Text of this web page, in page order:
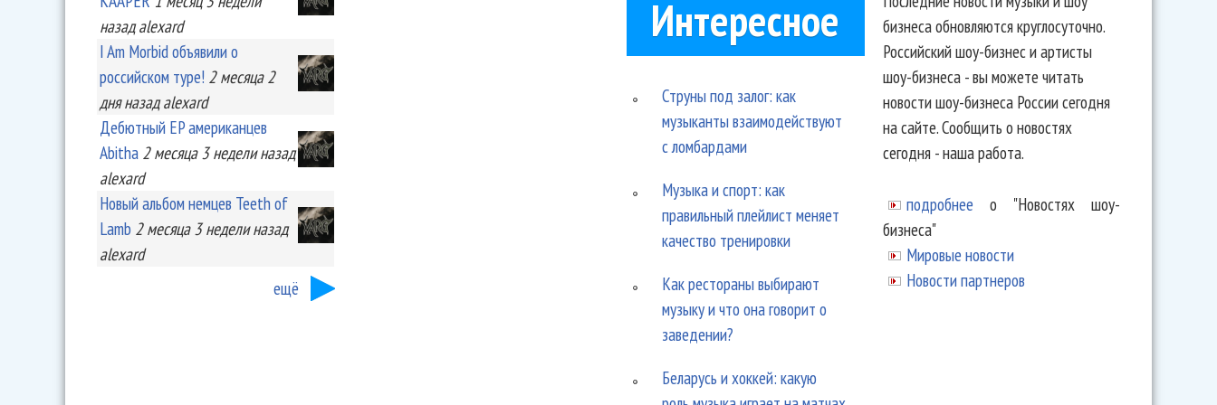
назад alexard
I Am Morbid объявили о
российском туре! 2 месяца 2
дняназад alexard
Дебютный EP американцев
Abitha 2 месяца 3 неделиназад
alexard
Новый альбом немцев Teeth of
Lamb 2 месяца 3 неделиназад
alexard
ещё
Интересное
Струны под залог: как
музыканты взаимодействуют
с ломбардами
Музыка и спорт: как
правильный плейлист меняет
качество тренировки
Как рестораны выбирают
музыку и что она говорит о
заведении?
Беларусь и хоккей: какую
бизнеса обновляются круглосуточно.
Российский шоу-бизнес и артисты
шоу-бизнеса - вы можете читать
новости шоу-бизнеса России сегодня
на сайте. Сообщить о новостях
сегодня - наша работа.
подробнее о "Новостях шоу-
бизнеса"
Мировые новости
Новости партнеров